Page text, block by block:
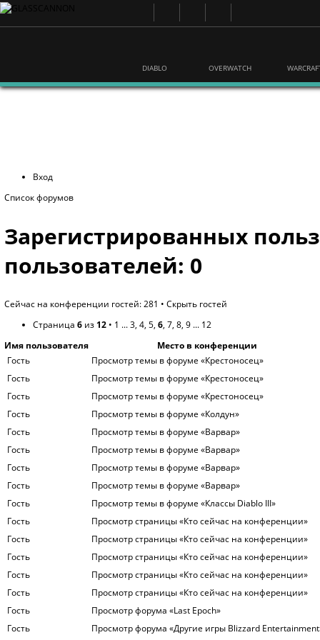
DIABLO OVERWATCH
Вход
Список форумов
Зарегистрированных
пользователей: 0
Сейчас на конференции гостей: 281 • Скрыть гостей
Страница 6 из 12 • 1 ...3, 4, 5, 6, 7, 8, 9 ... 12
Имя пользователя
Место в конференции
Гость
Просмотр темы в форуме «Крестоносец»
Гость
Просмотр темы в форуме «Крестоносец»
Гость
Просмотр темы в форуме «Крестоносец»
Гость
Просмотр темы в форуме «Колдун»
Гость
Просмотр темы в форуме «Варвар»
Гость
Просмотр темы в форуме «Варвар»
Гость
Просмотр темы в форуме «Варвар»
Гость
Просмотр темы в форуме «Варвар»
Гость
Просмотр темы в форуме «Классы Diablo III»
Гость
Просмотр страницы «Кто сейчас на конференции»
Гость
Просмотр страницы «Кто сейчас на конференции»
Гость
Просмотр страницы «Кто сейчас на конференции»
Гость
Просмотр страницы «Кто сейчас на конференции»
Гость
Просмотр страницы «Кто сейчас на конференции»
Гость
Просмотр форума «Last Epoch»
Гость
Просмотр форума «Другие игры Blizzard